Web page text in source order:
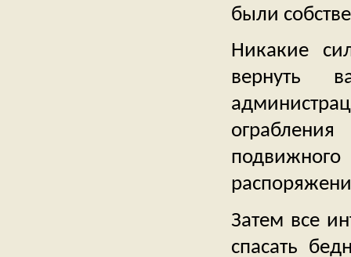
были
Никакие
вернуть
Затем все
спасать